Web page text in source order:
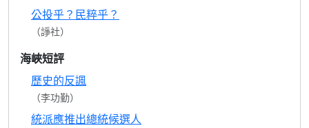
公投乎？民粹乎？
（諍社）
海峽短評
歷史的反諷
（李功勤）
統派應推出總統候選人